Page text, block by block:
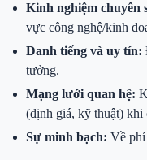
Kinh nghiệm chuyên
vực công nghệ/kinh
Danh tiếng và uy tín:
tưởng.
Mạng lưới quan hệ:
(định giá, kỹ thuật) khi
Sự minh bạch: Về